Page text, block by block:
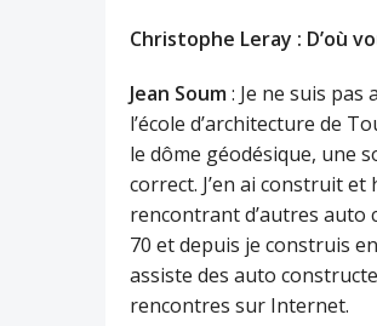
Christophe Leray : D’où
Jean Soum: Je ne suis
l’école d’architecture de
le dôme géodésique, une
correct. J’en ai construit
rencontrant d’autres auto
70 et depuis je construis
assiste des auto
rencontres sur Internet.